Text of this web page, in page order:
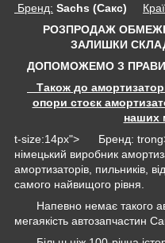
Бренд: Sachs (Сакс)
РОЗПРОДАЖ
ЗАЛИШКИ
ДОПОМОЖЕМО З
Також до
опори стоєк
наших
t-size:14px"> Бренд:
німецький виробник
амортизаторів, пильників,
самого найвищого рівня.
Напевно немає такого
мегаякість автозапчастин